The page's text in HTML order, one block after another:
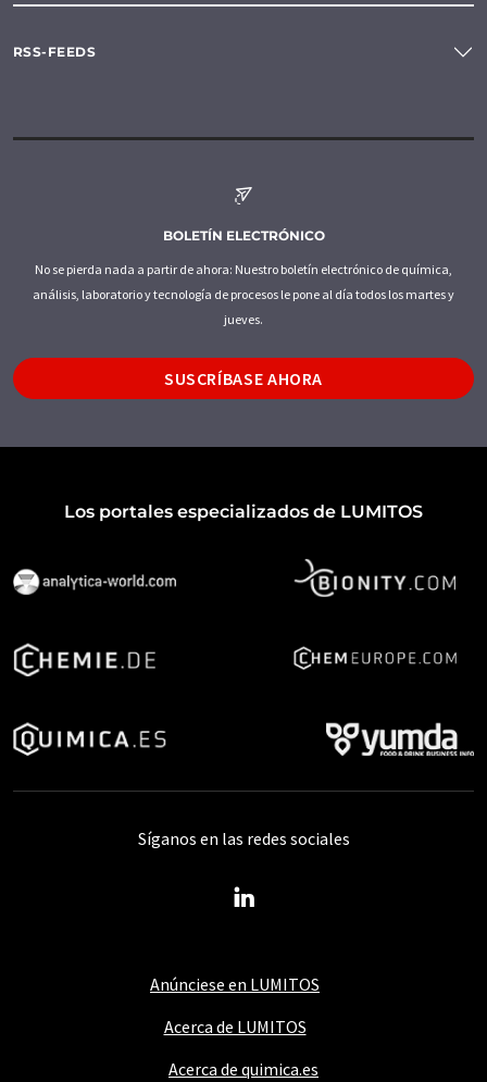
RSS-FEEDS
BOLETÍN ELECTRÓNICO
No se pierda nada a partir de ahora: Nuestro boletín electrónico de química,
análisis, laboratorio y tecnología de procesos le pone al día todos los martes y
jueves.
SUSCRÍBASE AHORA
Los portales especializados de LUMITOS
Anúnciese en LUMITOS
Acerca de LUMITOS
Acerca de quimica.es
Síganos en las redes sociales